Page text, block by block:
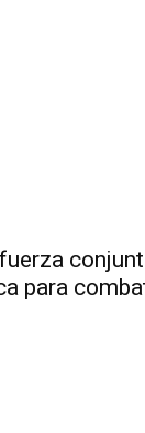
para